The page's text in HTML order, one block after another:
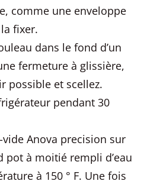
comme une enveloppe
fixer.
dans le fond d’un
fermeture à glissière,
possible et scellez.
pendant 30
vide Anova precision sur
pot à moitié rempli d’eau
à 150 ° F. Une fois